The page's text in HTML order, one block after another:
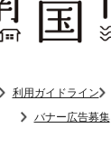
利用ガイドライン
バナー広告募集